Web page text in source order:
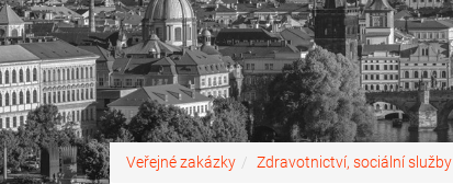
Veřejné zakázky Zdravotnictví, sociální služby